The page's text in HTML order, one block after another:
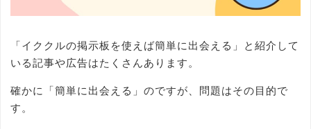
「イククルの掲示板を使えば簡単に出会える」と紹介して
いる記事や広告はたくさんあります。
確かに「簡単に出会える」のですが、問題はその目的で
す。